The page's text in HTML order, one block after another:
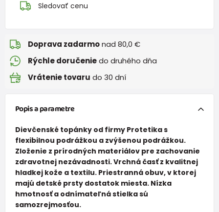
Sledovať cenu
Doprava zadarmonad 80,0 €
Rýchle doručeniedo druhého dňa
Vrátenie tovaru do 30 dní
Popis a parametre
Dievčenské topánky od firmy Protetikas
flexibilnou podrážkou a zvýšenou podrážkou.
Zloženie z prírodných materiálov pre zachovanie
zdravotnej nezávadnosti. Vrchná časť z kvalitnej
hladkej kože a textilu. Priestranná obuv, v ktorej
majú detské prsty dostatok miesta. Nízka
hmotnosťa odnímateľná stielka sú
samozrejmosťou.